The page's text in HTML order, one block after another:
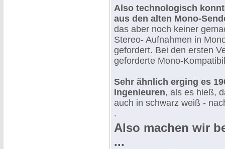
Also technologisch
aus den alten Mono-
das aber noch keiner
Stereo- Aufnahmen in
gefordert. Bei den ersten
geforderte Mono-
Sehr ähnlich erging es
Ingenieuren, als es hieß,
auch in schwarz weiß -
.
Also machen wir
...